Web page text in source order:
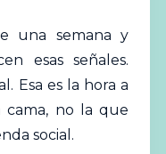
una semana y
esas señales.
Esa es la hora a
cama, no la que
social.